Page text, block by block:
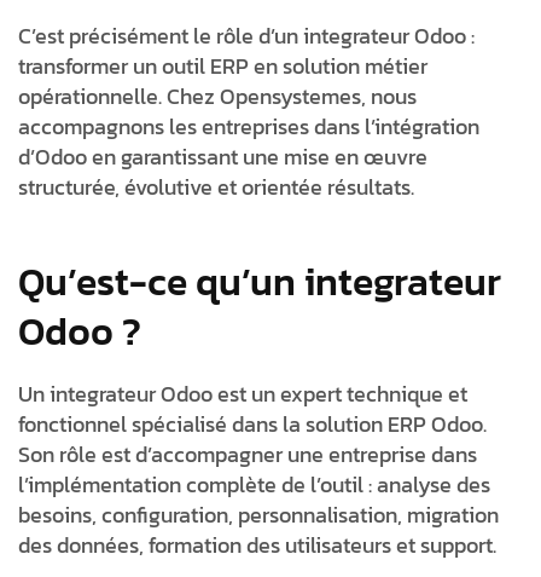
C’est précisément le rôle d’unintegrateur Odoo:
transformer un outil ERP en solution métier
opérationnelle. ChezOpensystemes, nous
accompagnons les entreprises dans l’intégration
d’Odoo en garantissant une mise en œuvre
structurée, évolutive et orientée résultats.
Qu’est-ce qu’un integrateur
Odoo ?
Unintegrateur Odooest un expert technique et
fonctionnel spécialisé dans la solution ERP Odoo.
Son rôle est d’accompagner une entreprise dans
l’implémentation complète de l’outil : analyse des
besoins, configuration, personnalisation, migration
des données, formation des utilisateurs et support.